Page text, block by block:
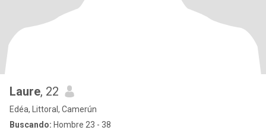
Laure, 22
Edéa, Littoral, Camerún
Buscando: Hombre 23 - 38